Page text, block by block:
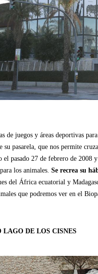
de juegos y áreas deportivas
su pasarela, que nos permite
pasado 27 de febrero de 2008
los animales. Se recrea su
del África ecuatorial y
que podremos ver en el
LAGO DE LOS CISNES